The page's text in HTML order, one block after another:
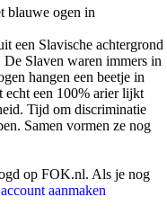
blauwe ogen in
een Slavische achtergrond
Slaven waren immers in
hangen een beetje in
echt een 100% arier lijkt
Tijd om discriminatie
Samen vormen ze nog
op FOK.nl. Als je nog
aanmaken